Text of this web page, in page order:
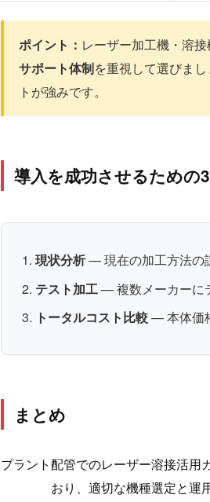
ポイント： レーザー加工機・溶
サポート体制を重視して選びま
トが強みです。
導入を成功させるための
現状分析— 現在の加工方法の
テスト加工— 複数メーカーに
トータルコスト比較— 本体価
まとめ
プラント配管でのレーザー溶接活用
おり、適切な機種選定と運